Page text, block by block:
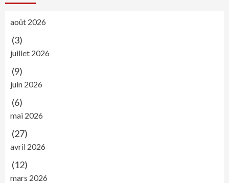
août 2026
(3)
juillet 2026
(9)
juin 2026
(6)
mai 2026
(27)
avril 2026
(12)
mars 2026